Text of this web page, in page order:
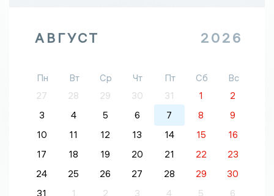
АВГУСТ 2026
Пн Вт Ср Чт Пт Сб
Вс
27
28 29 30 31 1
2
3
4 5 6 7 8
9
10
11 12 13 14 15
16
17
18 19 20 21 22
23
24
25 26 27 28 29
30
31
1 2 3 4 5 6